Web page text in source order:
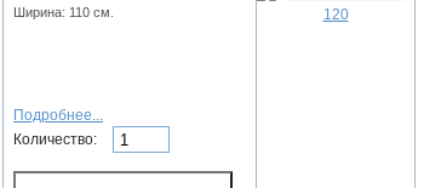
Ширина: 110 см.
Подробнее...
Количество: